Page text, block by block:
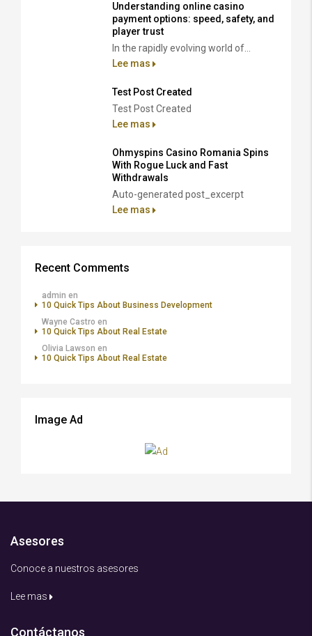
Understanding online casino
payment options: speed, safety, and
player trust
In the rapidly evolving world of...
Lee mas
Test Post Created
Test Post Created
Lee mas
Ohmyspins Casino Romania Spins
With Rogue Luck and Fast
Withdrawals
Auto-generated post_excerpt
Lee mas
Recent Comments
admin en
10 Quick Tips About Business Development
Wayne Castro en
10 Quick Tips About Real Estate
Olivia Lawson en
10 Quick Tips About Real Estate
Image Ad
Asesores
Conoce a nuestros asesores
Lee mas
Contáctanos